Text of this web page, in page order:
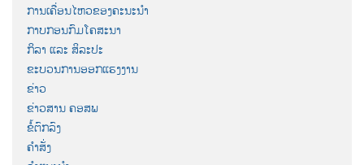
ການເຄື່ອນໄຫວຂອງຄະນະນຳ
ກາບກອນກົມໂຄສະນາ
ກິລາ ແລະ ສິລະປະ
ຂະບວນການອອກແຮງງານ
ຂ່າວ
ຂ່າວສານ ຄອສພ
ຂໍ້ຕົກລົງ
ຄຳສັ່ງ